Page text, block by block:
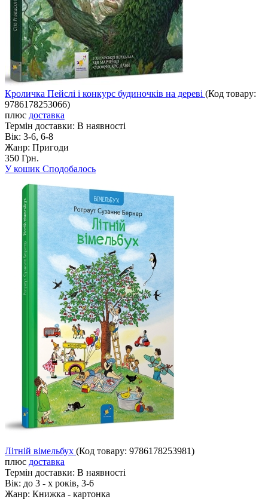
Кроличка Пейслі і конкурс будиночків на дереві (Код товару:
9786178253066)
плюс доставка
Термін доставки: В наявності
Вік: 3-6, 6-8
Жанр: Пригоди
350 Грн.
У кошик Сподобалось
Літній вімельбух (Код товару: 9786178253981)
плюс доставка
Термін доставки: В наявності
Вік: до 3 - х років, 3-6
Жанр: Книжка - картонка